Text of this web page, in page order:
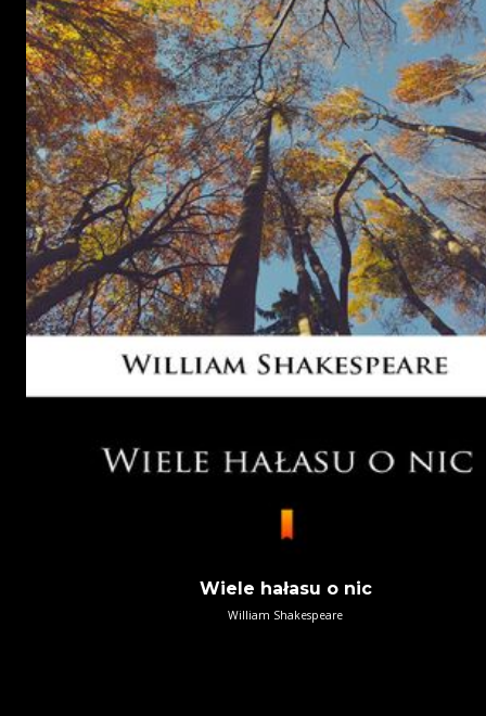
Wiele hałasu o nic
William Shakespeare